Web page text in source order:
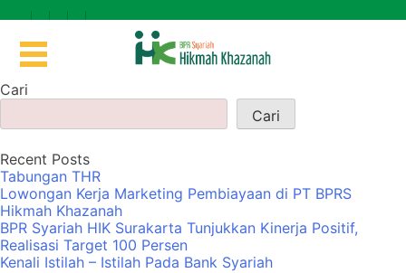
Cari
Cari
Recent Posts
Tabungan THR
Lowongan Kerja Marketing Pembiayaan di PT BPRS
Hikmah Khazanah
BPR Syariah HIK Surakarta Tunjukkan Kinerja Positif,
Realisasi Target 100 Persen
Kenali Istilah – Istilah Pada Bank Syariah